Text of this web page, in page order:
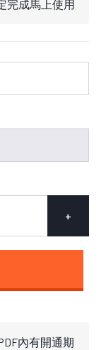
完成馬上使用
+
內有開通期